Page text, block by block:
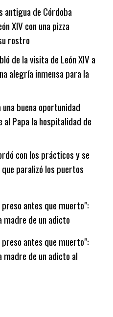
antigua de Córdoba
XIV con una pizza
rostro
de la visita de León XIV a
alegría inmensa para la
buena oportunidad
Papa la hospitalidad de
con los prácticos y se
paralizó los puertos
antes que muerto":
madre de un adicto
antes que muerto":
madre de un adicto al